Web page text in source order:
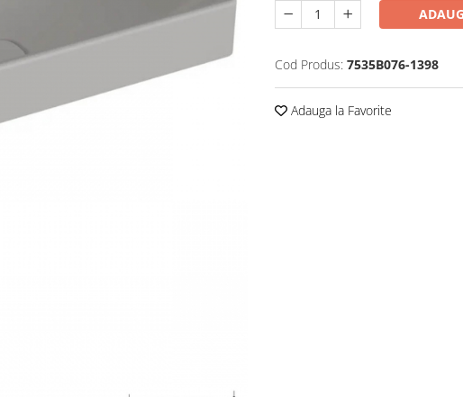
Cod Produs: 7535B076-1398
Adauga la Favorite